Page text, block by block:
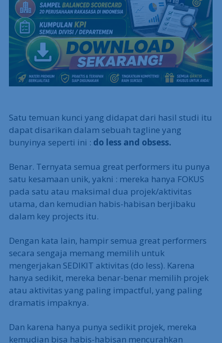
Satu temuan kunci yang didapat dari hasil studi itu
dapat disarikan dalam sebuah tagline yang
bunyinya seperti ini : do less and obsess.
Benar. Ternyata semua great performers itu punya
satu kesamaan unik, yakni : mereka hanya FOKUS
pada satu atau maksimal dua projek/aktivitas
utama, dan kemudian habis-habisan berjibaku
dalam key projects itu.
Dengan kata lain, hampir semua great performers
secara sengaja memang memilih untuk
mengerjakan SEDIKIT aktivitas (do less). Karena
hanya sedikit, mereka benar-benar memilih projek
atau aktivitas yang paling impactful, yang paling
dramatis impaknya.
Dan karena hanya punya sedikit projek, mereka
kemudian bisa habis-habisan mencurahkan